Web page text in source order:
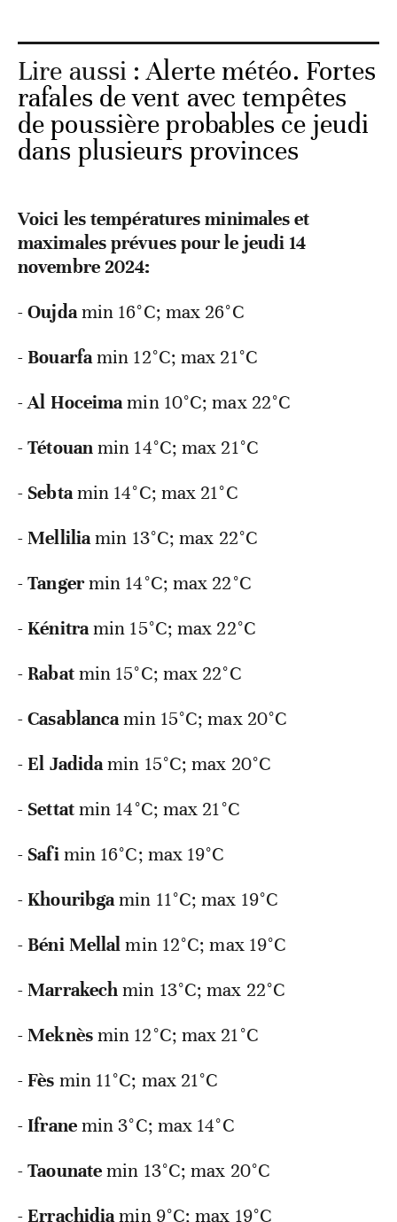
Lire aussi :Alerte météo. Fortes
rafales de vent avec tempêtes
de poussière probables ce jeudi
dans plusieurs provinces
Voici les températures minimales et
maximales prévues pour le jeudi 14
novembre 2024:
-Oujdamin 16°C; max 26°C
-Bouarfamin 12°C; max 21°C
-Al Hoceimamin 10°C; max 22°C
-Tétouanmin 14°C; max 21°C
- Sebtamin 14°C; max 21°C
-Melliliamin 13°C; max 22°C
-Tangermin 14°C; max 22°C
-Kénitramin 15°C; max 22°C
-Rabatmin 15°C; max 22°C
-Casablancamin 15°C; max 20°C
-El Jadidamin 15°C; max 20°C
- Settatmin 14°C; max 21°C
- Safimin 16°C; max 19°C
-Khouribgamin 11°C; max 19°C
-Béni Mellalmin 12°C; max 19°C
-Marrakechmin 13°C; max 22°C
-Meknèsmin 12°C; max 21°C
-Fès min 11°C; max 21°C
-Ifranemin 3°C; max 14°C
-Taounatemin 13°C; max 20°C
-Errachidiamin 9°C; max 19°C